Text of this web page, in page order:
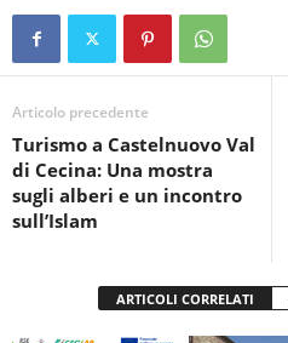
b
o
o
k
s
A
p
vi
Articolo precedente
Turismo a Castelnuovo Val
di Cecina: Una mostra
sugli alberi e un incontro
sull’Islam
ARTICOLI CORRELATI